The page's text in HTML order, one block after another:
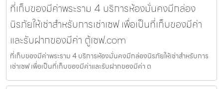
ที่เก็บของมีค่าพระราม 4 บริการห้องมั่นคงมีกล่อง
นิรภัยให้เช่าสำหรับการเช่าเซฟ เพื่อเป็นที่เก็บของมีค่า
และรับฝากของมีค่า ตู้เซฟ.com
ที่เก็บของมีค่าพระราม 4 บริการห้องมั่นคงมีกล่องนิรภัยให้เช่าสำหรับการ
เช่าเซฟ เพื่อเป็นที่เก็บของมีค่าและรับฝากของมีค่า ต